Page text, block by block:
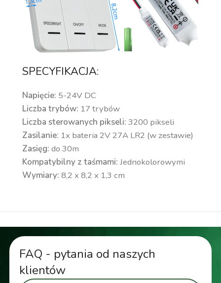
SPECYFIKACJA:
Napięcie: 5-24V DC
Liczba trybów: 17 trybów
Liczba sterowanych pikseli: 3200 pikseli
Zasilanie: 1x bateria 2V 27A LR2 (w zestawie)
Zasięg: do 30m
Kompatybilny z taśmami: Jednokolorowymi
Wymiary: 8,2 x 8,2 x 1,3 cm
FAQ - pytania od naszych
klientów